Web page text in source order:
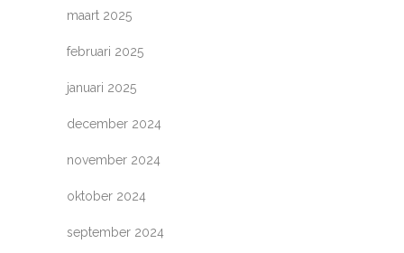
maart 2025
februari 2025
januari 2025
december 2024
november 2024
oktober 2024
september 2024